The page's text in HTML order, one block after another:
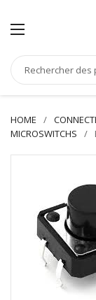
HOME
MICROSWITCHS